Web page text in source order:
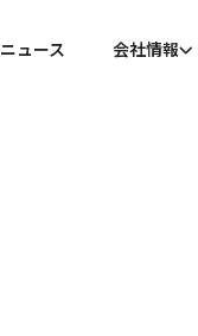
ニュース 会社情報